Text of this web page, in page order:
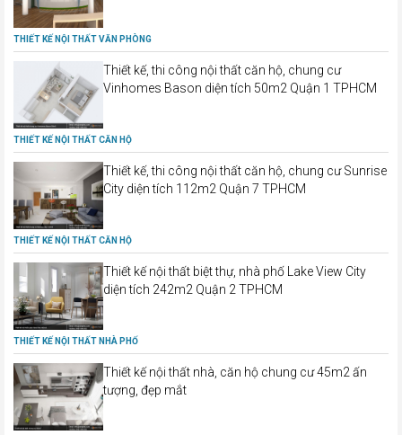
THIẾT KẾ NỘI THẤT VĂN PHÒNG
Thiết kế, thi công nội thất căn hộ, chung cư
Vinhomes Bason diện tích 50m2 Quận 1 TPHCM
THIẾT KẾ NỘI THẤT CĂN HỘ
Thiết kế, thi công nội thất căn hộ, chung cư Sunrise
City diện tích 112m2 Quận 7 TPHCM
THIẾT KẾ NỘI THẤT CĂN HỘ
Thiết kế nội thất biệt thự, nhà phố Lake View City
diện tích 242m2 Quận 2 TPHCM
THIẾT KẾ NỘI THẤT NHÀ PHỐ
Thiết kế nội thất nhà, căn hộ chung cư 45m2 ấn
tượng, đẹp mắt